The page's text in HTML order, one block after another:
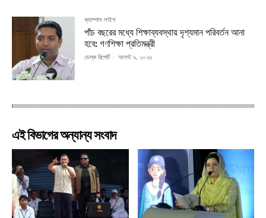
ক্যাম্পাস লাইপ
পাঁচ বছরের মধ্যে শিক্ষাব্যবস্থায় দৃশ্যমান পরিবর্তন আনা
হবে: গণশিক্ষা প্রতিমন্ত্রী
ডেস্ক রিপোর্ট - আগস্ট ৯, ২০২৬
এই বিভাগের অন্যান্য সংবাদ